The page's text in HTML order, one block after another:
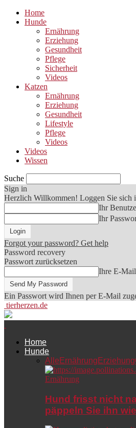
Home
Hunde
Ernährung
Erziehung
Gesundheit
Pflege
Sicherheit
Videos
Katzen
Ernährung
Erziehung
Gesundheit
Lifestyle
Pflege
Videos
Videos
Wissen
Suche
Sign in
Herzlich Willkommen! Loggen Sie sich
Ihr
Ihr
Forgot your password? Get help
Password recovery
Passwort zurücksetzen
Ihre E-Mail
Ein Passwort wird Ihnen per E-Mail
tierherzen.de
Home
Hunde
Alle Ernährung Erziehung
Ernährung
Hund frisst nicht
päppeln Sie ihn